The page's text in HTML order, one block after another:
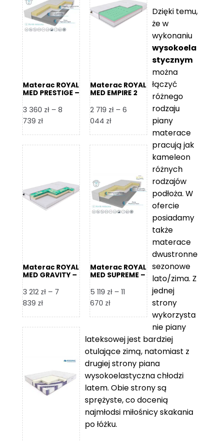
7
000 zł
8
865 zł
Materac ROYAL
MED PRESTIGE –
3 360 zł – 8
739 złZakres
od
8
739 zł
Materac ROYAL
MED EMPIRE 2
2 719 zł – 6
044 złZakres
od
6
044 zł
Materac ROYAL
MED GRAVITY –
3 212 zł – 7
839 złZakres
od
839 zł
Materac ROYAL
MED SUPREME –
5 119 zł – 11
670 złZakres
5
119 zł
do
670 zł
Dzięki temu,
że w
wykonaniu
wysokoela
stycznym
można
łączyć
różnego
rodzaju
piany
materace
pracują jak
kameleon
różnych
rodzajów
podłoża. W
ofercie
posiadamy
także
materace
dwustronne
sezonowe
lato/zima. Z
jednej
strony
wykorzysta
nie piany
lateksowej jest bardziej
otulające zimą, natomiast z
drugiej strony piana
wysokoelastyczna chłodzi
latem. Obie strony są
sprężyste, co docenią
najmłodsi miłośnicy skakania
po łóżku.